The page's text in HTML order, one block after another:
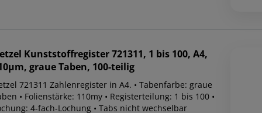
Kunststoffregister 721311, 1 bis 100, A4,
graue Taben, 100-teilig
721311 Zahlenregister in A4. • Tabenfarbe: graue
• Folienstärke: 110my • Registerteilung: 1 bis 100 •
4-fach-Lochung • Tabs nicht wechselbar